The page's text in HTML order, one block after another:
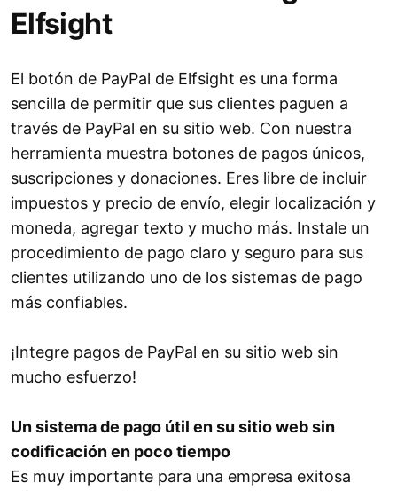
Elfsight
El botón de PayPal de Elfsight es una forma
sencilla de permitir que sus clientes paguen a
través de PayPal en su sitio web. Con nuestra
herramienta muestra botones de pagos únicos,
suscripciones y donaciones. Eres libre de incluir
impuestos y precio de envío, elegir localización y
moneda, agregar texto y mucho más. Instale un
procedimiento de pago claro y seguro para sus
clientes utilizando uno de los sistemas de pago
más confiables.
¡Integre pagos de PayPal en su sitio web sin
mucho esfuerzo!
Un sistema de pago útil en su sitio web sin
codificación en poco tiempo
Es muy importante para una empresa exitosa